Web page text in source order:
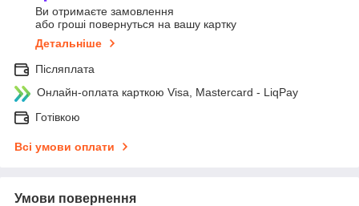
Ви отримаєте замовлення
або гроші повернуться на вашу картку
Детальніше
Післяплата
Онлайн-оплата карткою Visa, Mastercard - LiqPay
Готівкою
Всі умови оплати
Умови повернення